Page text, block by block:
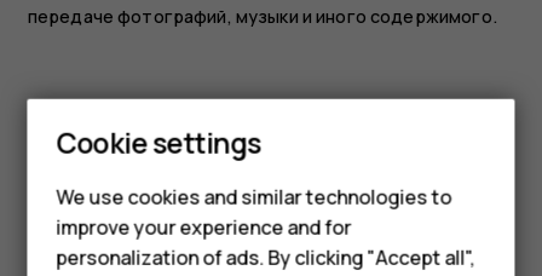
Smartphones
Feature phones
Phones for kids
передаче фотографий, музыки и иного содержимого.
Did you find this helpful?
Yes No
Cookie settings
We use cookies and similar technologies to
improve your experience and for
personalization of ads. By clicking "Accept all",